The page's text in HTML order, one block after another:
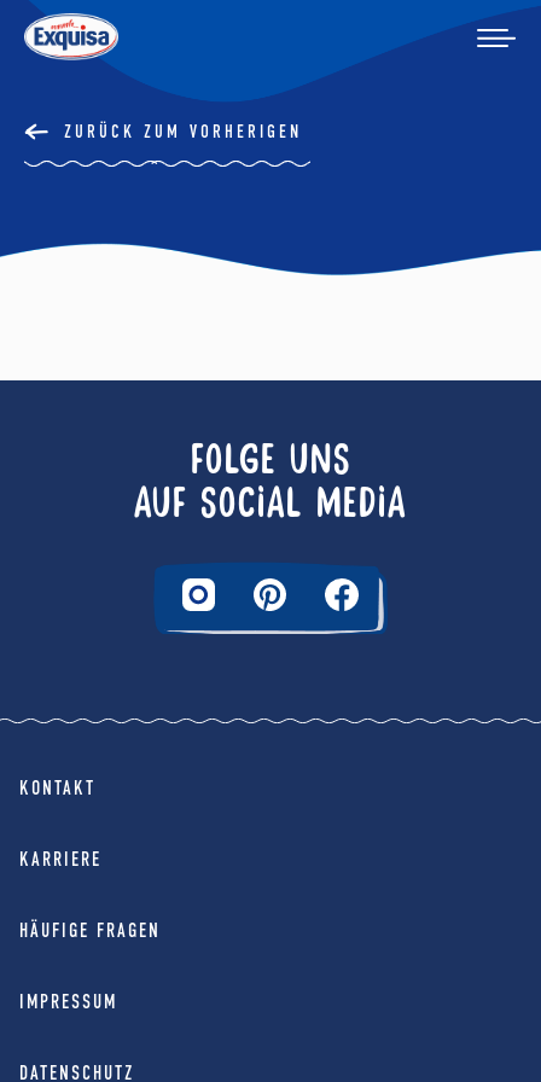
ZURÜCK ZUM VORHERIGEN
FOLGE UNS
AUF SOCIAL MEDIA
KONTAKT
KARRIERE
HÄUFIGE FRAGEN
IMPRESSUM
DATENSCHUTZ